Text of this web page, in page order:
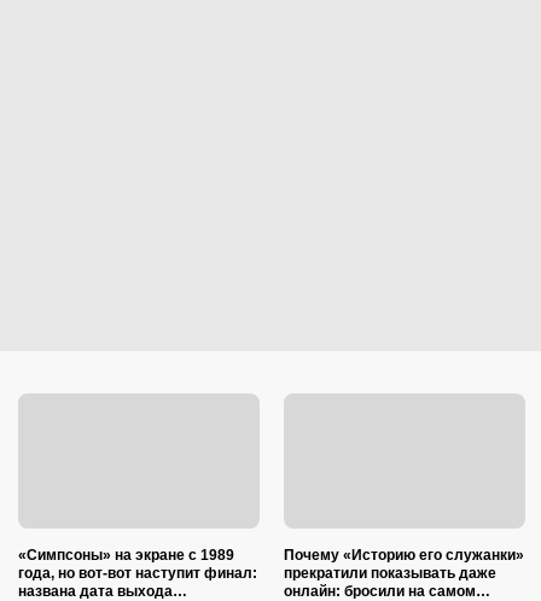
«Симпсоны» на экране с 1989
года, но вот-вот наступит финал:
названа дата выхода
Почему «Историю его служанки»
прекратили показывать даже
онлайн: бросили на самом